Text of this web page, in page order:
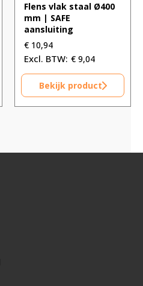
Flens vlak staal Ø400
mm | SAFE
aansluiting
€ 10,94
€ 9,04
Bekijk product